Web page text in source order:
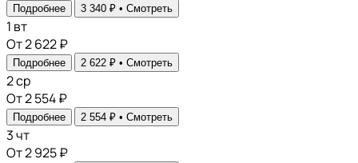
Подробнее 3 340 ₽ • Смотреть
1 вт
От 2 622 ₽
Подробнее 2 622 ₽ • Смотреть
2ср
От 2 554 ₽
Подробнее 2 554 ₽ • Смотреть
3чт
От 2 925 ₽